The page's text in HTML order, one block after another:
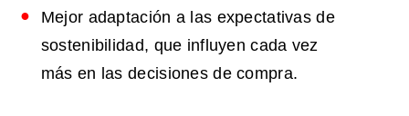
Mejor adaptación a las expectativas de
sostenibilidad, que influyen cada vez
más en las decisiones de compra.